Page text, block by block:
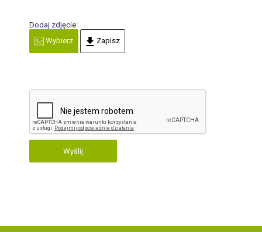
Dodaj zdjęcie:
Wybierz
Zapisz
Wyślij